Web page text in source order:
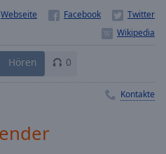
Webseite
Hören 0
Kontakte